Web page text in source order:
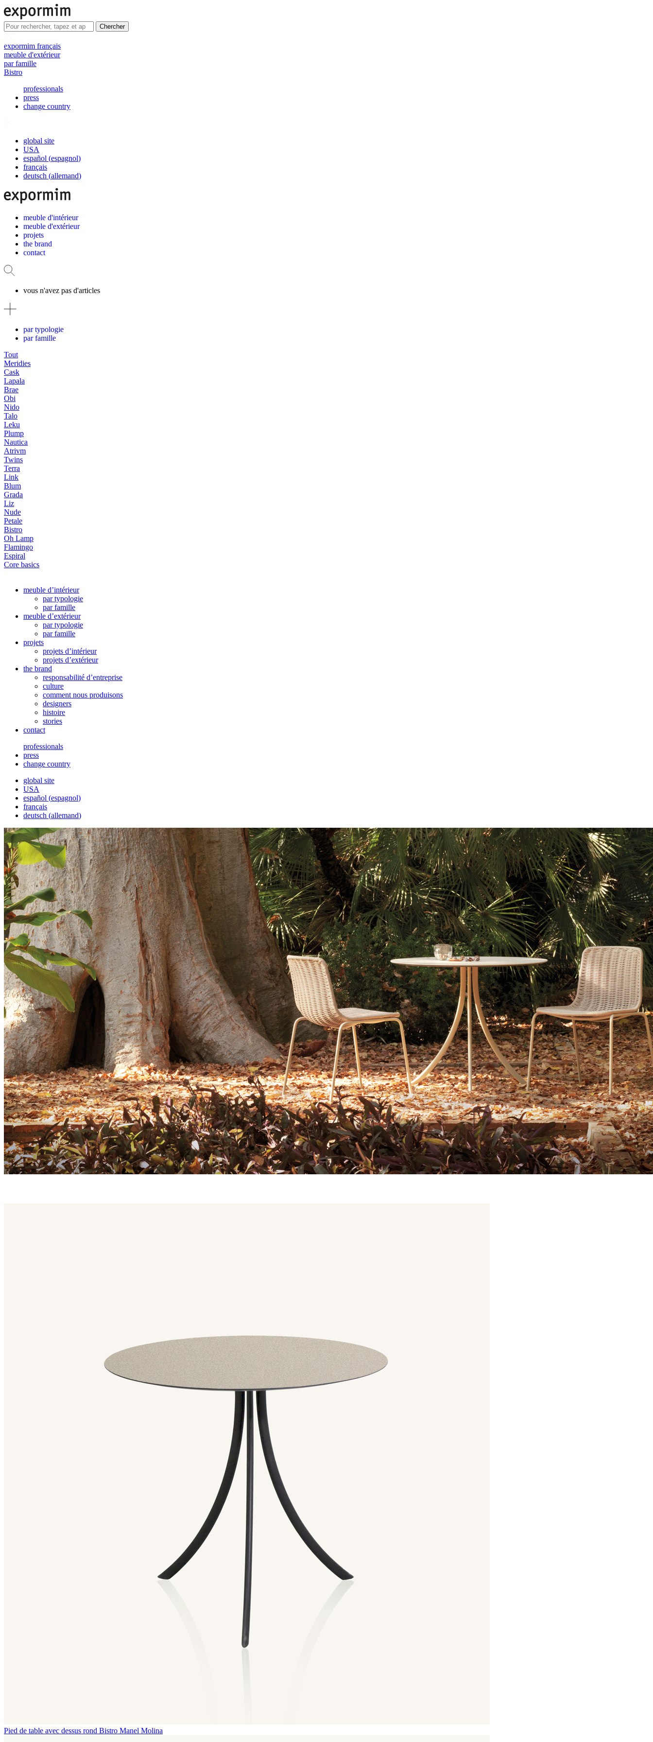
Chercher
expormim français
meuble d'extérieur
par famille
Bistro
professionals
press
change country
global site
USA
español (espagnol)
français
deutsch (allemand)
meuble d'intérieur
meuble d'extérieur
projets
the brand
contact
vous n'avez pas d'articles
par typologie
par famille
Tout
Meridies
Cask
Lapala
Brae
Obi
Nido
Talo
Leku
Plump
Nautica
Atrivm
Twins
Terra
Link
Blum
Grada
Liz
Nude
Petale
Bistro
Oh Lamp
Flamingo
Espiral
Core basics
meuble d’intérieur
par typologie
par famille
meuble d’extérieur
par typologie
par famille
projets
projets d’intérieur
projets d’extérieur
the brand
responsabilité d’entreprise
culture
comment nous produisons
designers
histoire
stories
contact
professionals
press
change country
global site
USA
español (espagnol)
français
deutsch (allemand)
Pied de table avec dessus rond Bistro Manel Molina